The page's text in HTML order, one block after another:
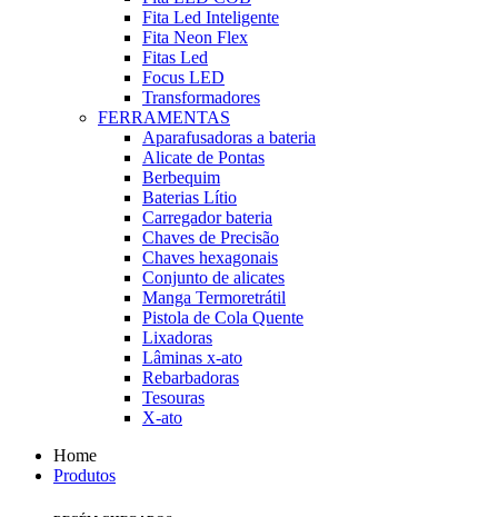
Fita Led Inteligente
Fita Neon Flex
Fitas Led
Focus LED
Transformadores
FERRAMENTAS
Aparafusadoras a bateria
Alicate de Pontas
Berbequim
Baterias Lítio
Carregador bateria
Chaves de Precisão
Chaves hexagonais
Conjunto de alicates
Manga Termoretrátil
Pistola de Cola Quente
Lixadoras
Lâminas x-ato
Rebarbadoras
Tesouras
X-ato
Home
Produtos